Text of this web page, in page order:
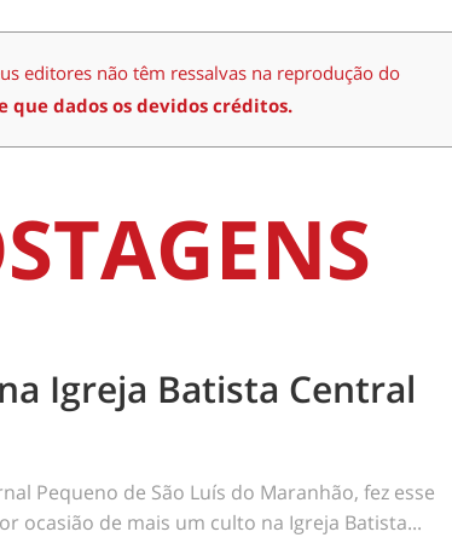
editores não têm ressalvas na reprodução do
que dados os devidos créditos.
Igreja Batista Central
Pequeno de São Luís do Maranhão, fez esse
ocasião de mais um culto na Igreja Batista...